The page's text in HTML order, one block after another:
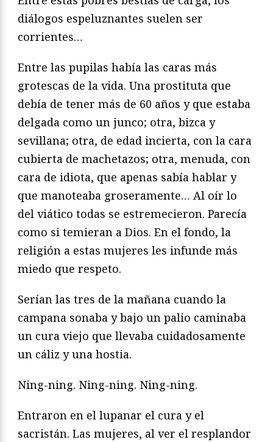
diálogos espeluznantes suelen ser
corrientes…
Entre las pupilas había las caras más
grotescas de la vida. Una prostituta que
debía de tener más de 60 años y que estaba
delgada como un junco; otra, bizca y
sevillana; otra, de edad incierta, con la cara
cubierta de machetazos; otra, menuda, con
cara de idiota, que apenas sabía hablar y
que manoteaba groseramente… Al oír lo
del viático todas se estremecieron. Parecía
como si temieran a Dios. En el fondo, la
religión a estas mujeres les infunde más
miedo que respeto.
Serían las tres de la mañana cuando la
campana sonaba y bajo un palio caminaba
un cura viejo que llevaba cuidadosamente
un cáliz y una hostia.
Ning-ning. Ning-ning. Ning-ning.
Entraron en el lupanar el cura y el
sacristán. Las mujeres, al ver el resplandor